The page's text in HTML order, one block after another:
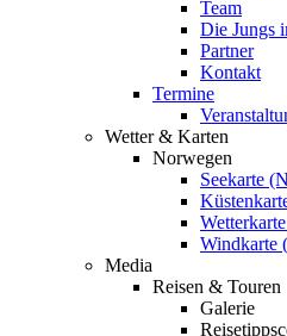
Team
Die Jungs
Partner
Kontakt
Termine
Wetter & Karten
Norwegen
Seekarte
Windkarte
Media
Reisen & Touren
Galerie
Reisetipps